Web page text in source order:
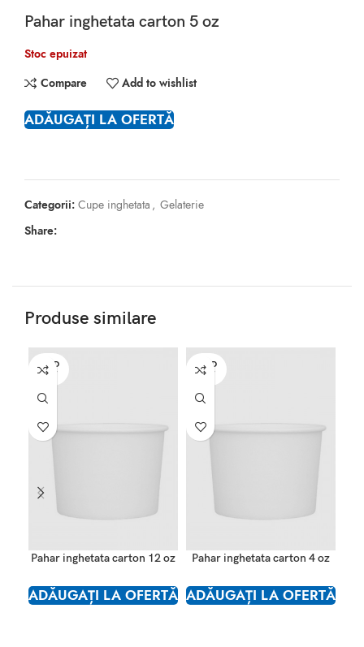
Pahar inghetata carton 5 oz
Stoc epuizat
Compare
Add to wishlist
ADĂUGAȚI LA OFERTĂ
Categorii: Cupe inghetata , Gelaterie
Share:
Produse similare
SOLD
OUT
Pahar inghetata carton 12 oz
ADĂUGAȚI LA OFERTĂ
SOLD
OUT
Pahar inghetata carton 4 oz
ADĂUGAȚI LA OFERTĂ